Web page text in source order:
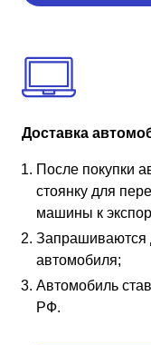
Доставка
После покупки
стоянку для
машины к
Запрашиваются
автомобиля;
Автомобиль
РФ.